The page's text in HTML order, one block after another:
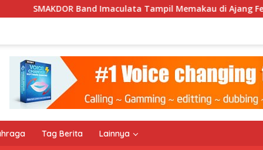
Tampil Memakau di Ajang Festival Bale Nagi
Tag Berita Lainnya